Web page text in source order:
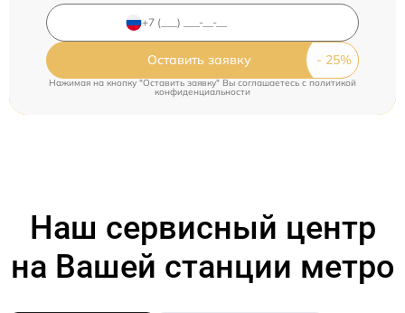
Оставить заявку
Нажимая на кнопку "Оставить заявку" Вы соглашаетесь cполитикой
конфиденциальности
Наш сервисный центр
на Вашей станции метро